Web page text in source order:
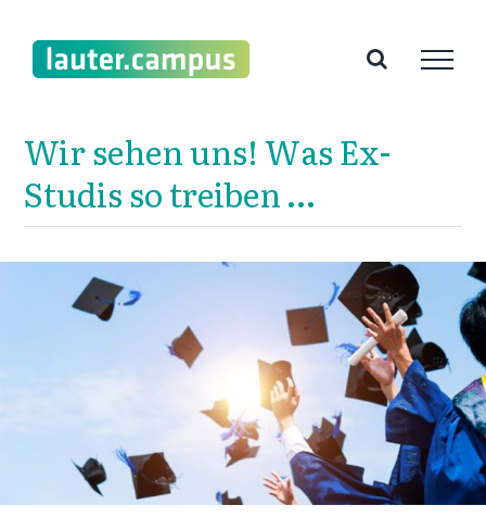
Inhalt
springen
Wir sehen uns! Was Ex-
Studis so treiben …